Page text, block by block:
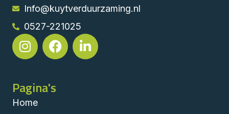
Info@kuytverduurzaming.nl
0527-221025
Pagina's
Home